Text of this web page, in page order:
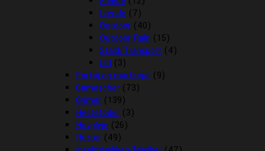
Lænde (7)
Outdoor (40)
Outdoor Rain (15)
Stald/Transport (4)
Uld (3)
Fortøj og martingal (9)
Gamascher (73)
Grimer (139)
Hestefoder (3)
Hovpleje (26)
Hutter (49)